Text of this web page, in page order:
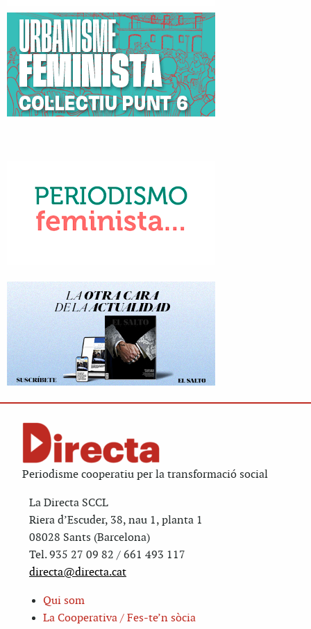
Periodisme cooperatiu per la transformació social
La Directa SCCL
Riera d’Escuder, 38, nau 1, planta 1
08028 Sants (Barcelona)
Tel. 935 27 09 82 / 661 493 117
directa@directa.cat
Qui som
La Cooperativa / Fes-te’n sòcia